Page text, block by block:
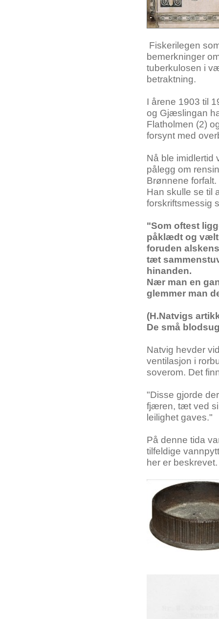
Fiskerilegen
bemerkninger
tuberkulosen i
betraktning.
I årene 1903 til
og Gjæslingan
Flatholmen (2)
forsynt med
Nå ble imidlertid
pålegg om
Brønnene forfalt
Han skulle se til
forskriftsmessig
"Som oftest
påklædt og
foruden alskens
tæt
hinanden.
Nær man en
glemmer man
(H.Natvigs
De små
Natvig hevder
ventilasjon i
soverom. Det
"Disse gjorde
fjæren, tæt ved
leilighet gaves."
På denne tida
tilfeldige
her er beskrevet.